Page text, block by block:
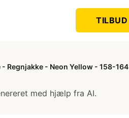
TILBUD
- Regnjakke - Neon Yellow - 158-164
med hjælp fra AI.